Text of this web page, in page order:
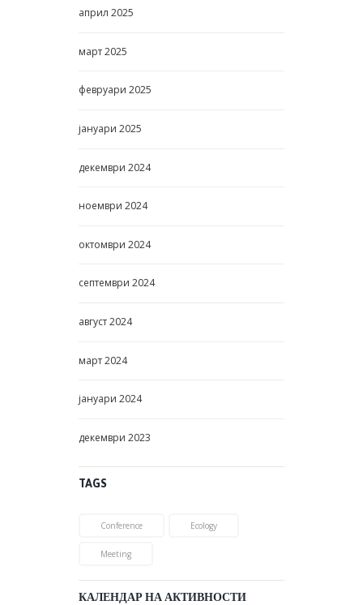
април 2025
март2025
февруари 2025
јануари 2025
декември 2024
ноември 2024
октомври 2024
септември 2024
август2024
март2024
јануари 2024
декември 2023
TAGS
Conference Ecology
Meeting
КАЛЕНДАР НА АКТИВНОСТИ